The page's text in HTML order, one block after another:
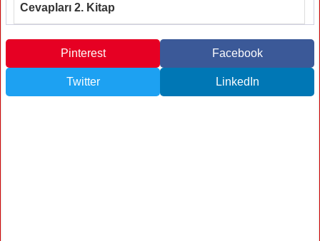
Cevapları 2. Kitap
Pinterest Facebook
Twitter LinkedIn